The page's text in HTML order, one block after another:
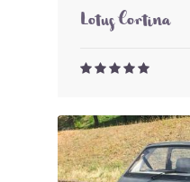
Lotus Cortina